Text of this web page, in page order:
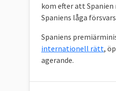
kom efter att
Spaniens låga
Spaniens
internationell rätt,
agerande.